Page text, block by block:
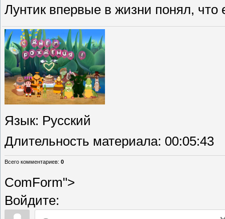
Лунтик впервые в жизни понял, что
Язык: Русский
Длительность материала: 00:05:43
Всего комментариев: 0
ComForm">
Войдите: